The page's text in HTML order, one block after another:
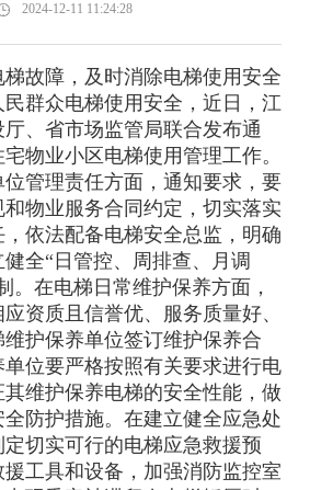
2024-12-11 11:24:28
障，及时消除电梯使用安全
群众电梯使用安全，近日，江
、省市场监管局联合发布通
物业小区电梯使用管理工作。
理责任方面，通知要求，要
物业服务合同约定，切实落实
依法配备电梯安全总监，明确
全“日管控、周排查、月调
。在电梯日常维护保养方面，
资质且信誉优、服务质量好、
护保养单位签订维护保养合
单位要严格按照有关要求进行电
维护保养电梯的安全性能，做
防护措施。在建立健全应急处
切实可行的电梯应急救援预
工具和设备，加强消防监控室